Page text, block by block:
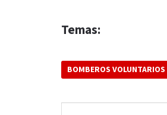
Temas:
BOMBEROS VOLUNTARIOS